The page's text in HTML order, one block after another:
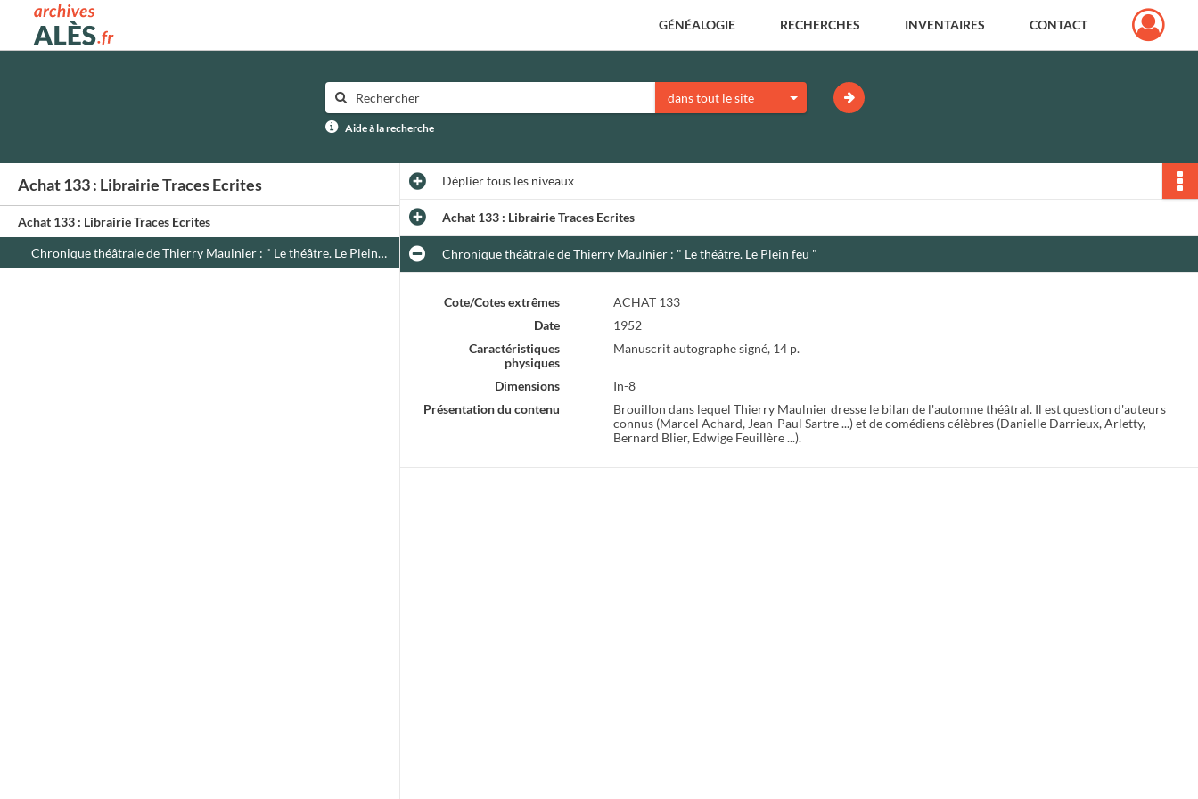
Archives municipales d'Alès GÉNÉALOGIE RECHERCHES INVENTAIRES CONTACT
dans tout le site
Aide à la recherche
Achat 133 : Librairie Traces Ecrites
Achat 133 : Librairie Traces Ecrites
Chronique théâtrale de Thierry Maulnier : " Le théâtre. Le Plein feu "
Dépliertous les niveaux
Achat 133 : Librairie Traces Ecrites
Chronique théâtrale de Thierry Maulnier : " Le théâtre. Le Plein feu "
Cote/Cotes extrêmes
ACHAT 133
Date
1952
Caractéristiques
physiques
Manuscrit autographe signé, 14 p.
Dimensions
In-8
Présentation du contenu
Brouillon dans lequel Thierry Maulnier dresse le bilan de l'automne théâtral. Il est question d'auteurs
connus (Marcel Achard, Jean-Paul Sartre ...) et de comédiens célèbres (Danielle Darrieux, Arletty,
Bernard Blier, Edwige Feuillère ...).